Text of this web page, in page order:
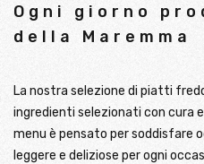
Ogni giorno
della Maremma
La nostra selezione di piatti
ingredienti selezionati con cura
menu è pensato per soddisfare
leggere e deliziose per ogni